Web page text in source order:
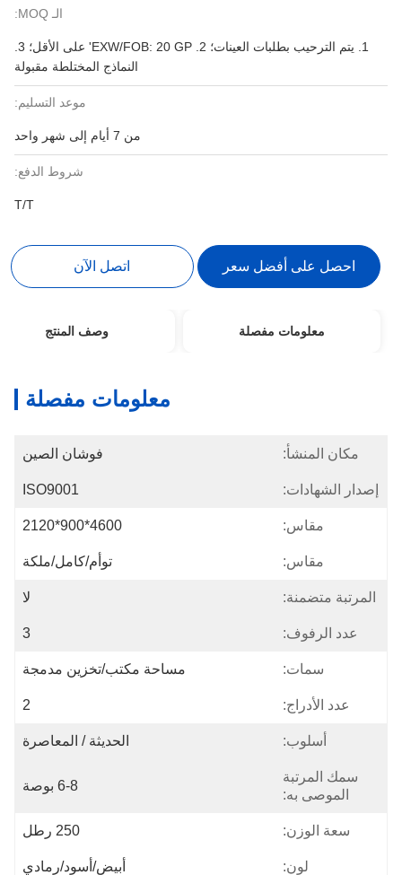
الـ MOQ:
1. يتم الترحيب بطلبات العينات؛ 2. EXW/FOB: 20 ​​GP' على الأقل؛ 3.
النماذج المختلطة مقبولة
موعد التسليم:
من 7 أيام إلى شهر واحد
شروط الدفع:
T/T
احصل على أفضل سعر اتصل الآن
معلومات مفصلة وصف المنتج
معلومات مفصلة
مكان المنشأ: فوشان الصين
إصدار الشهادات: ISO9001
مقاس: 4600*900*2120
مقاس: توأم/كامل/ملكة
المرتبة متضمنة: لا
عدد الرفوف: 3
سمات: مساحة مكتب/تخزين مدمجة
عدد الأدراج: 2
أسلوب: الحديثة / المعاصرة
سمك المرتبة
الموصى به:
6-8 بوصة
سعة الوزن: 250 رطل
لون: أبيض/أسود/رمادي